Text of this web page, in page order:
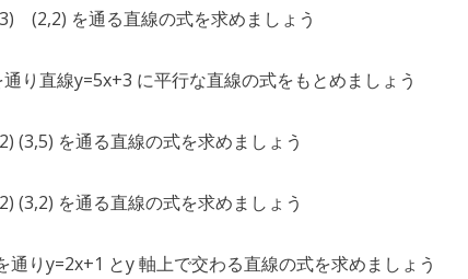
(2,2) を通る直線の式を求めましょう
り直線y=5x+3 に平行な直線の式をもとめましょう
(3,5) を通る直線の式を求めましょう
(3,2) を通る直線の式を求めましょう
りy=2x+1 とy 軸上で交わる直線の式を求めましょう